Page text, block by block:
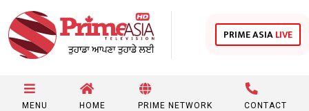
PRIME ASIALIVE
MENU HOME PRIME NETWORK CONTACT